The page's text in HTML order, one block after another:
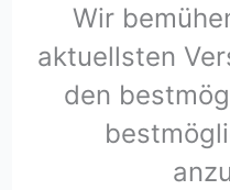
Wir
aktuellsten
den